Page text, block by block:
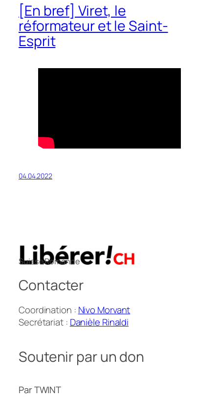
[En bref] Viret, le
réformateur et le Saint-
Esprit
04.04.2022
Suisse Romande
Contacter
Coordination : Nivo Morvant
Secrétariat : Danièle Rinaldi
Soutenir par un don
Par TWINT